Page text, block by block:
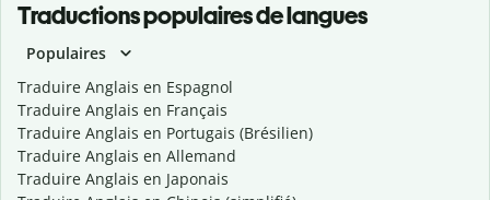
Traductions populaires de langues
Populaires
Traduire Anglais en Espagnol
Traduire Anglais en Français
Traduire Anglais en Portugais (Brésilien)
Traduire Anglais en Allemand
Traduire Anglais en Japonais